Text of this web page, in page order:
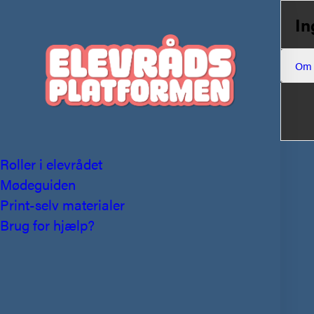
Roller i elevrådet
Mødeguiden
Print-selv materialer
Brug for hjælp?
Om